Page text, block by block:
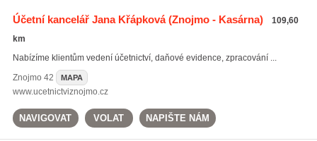
Účetní kancelář Jana Křápková(Znojmo - Kasárna)
109,60
km
Nabízíme klientům vedení účetnictví, daňové evidence, zpracování ...
Znojmo 42 MAPA
www.ucetnictviznojmo.cz
NAVIGOVAT VOLAT NAPIŠTE NÁM